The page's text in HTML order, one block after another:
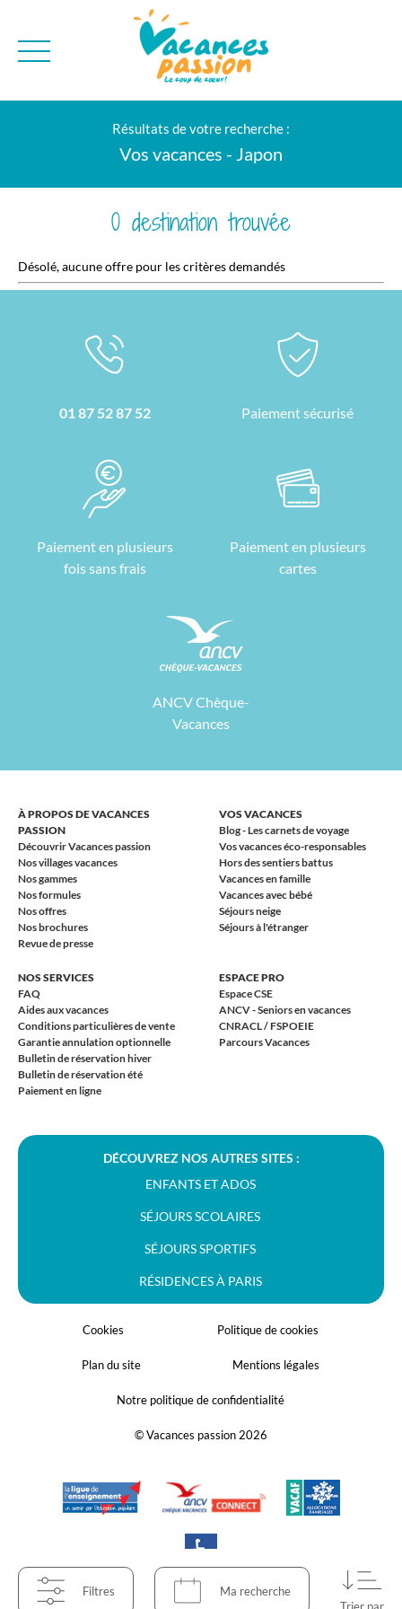
BONS PLANS
Résultats de votre recherche :
Vos vacances - Japon
0 destination trouvée
Filtres
Ma recherche
Désolé, aucune offre pour les critères demandés
01 87 52 87 52 Paiement sécurisé
Paiement en plusieurs
fois sans frais
Paiement en plusieurs
cartes
ANCV Chèque-
Vacances
À PROPOS DE VACANCES
PASSION
Découvrir Vacances passion
Nos villages vacances
Nos gammes
Nos formules
Nos offres
Nos brochures
Revue de presse
VOS VACANCES
Blog - Les carnets de voyage
Vos vacances éco-responsables
Hors des sentiers battus
Vacances en famille
Vacances avec bébé
Séjours neige
Séjours à l'étranger
NOS SERVICES
FAQ
Aides aux vacances
Conditions particulières de vente
Garantie annulation optionnelle
Bulletin de réservation hiver
Bulletin de réservation été
Paiement en ligne
ESPACE PRO
Espace CSE
ANCV - Seniors en vacances
CNRACL / FSPOEIE
Parcours Vacances
DÉCOUVREZ NOS AUTRES SITES :
ENFANTS ET ADOS
SÉJOURS SCOLAIRES
SÉJOURS SPORTIFS
RÉSIDENCES À PARIS
Cookies Politique de cookies
Plan du site Mentions légales
Notre politique de confidentialité
© Vacances passion 2026